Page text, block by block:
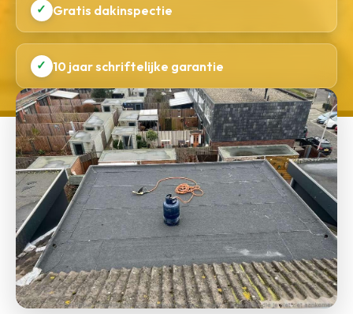
✓ Gratis dakinspectie
✓ 10 jaar schriftelijke garantie